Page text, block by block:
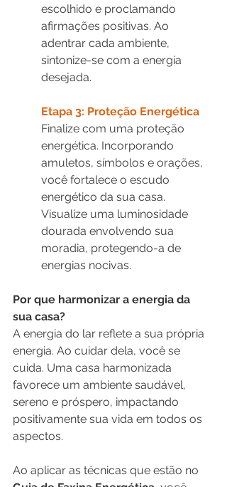
escolhido e proclamando
afirmações positivas. Ao
adentrar cada ambiente,
sintonize-se com a energia
desejada.
Etapa 3: Proteção Energética
Finalize com uma proteção
energética. Incorporando
amuletos, símbolos e orações,
você fortalece o escudo
energético da sua casa.
Visualize uma luminosidade
dourada envolvendo sua
moradia, protegendo-a de
energias nocivas.
Por que harmonizar a energia da
sua casa?
A energia do lar reflete a sua própria
energia. Ao cuidar dela, você se
cuida. Uma casa harmonizada
favorece um ambiente saudável,
sereno e próspero, impactando
positivamente sua vida em todos os
aspectos.
Ao aplicar as técnicas que estão no